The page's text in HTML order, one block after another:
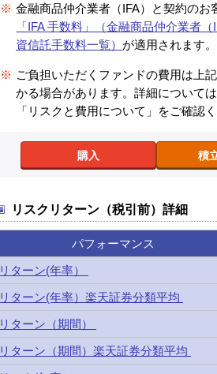
※ 金融商品仲介業者（IFA）と契約のお
「IFA 手数料」（金融商品仲介業者
資信託手数料一覧） が適用されます。
※ ご負担いただくファンドの費用は上
かる場合があります。詳細について
「リスクと費用について」をご確認
購入 積
リスクリターン（税引前）詳細
パフォーマンス
リターン(年率）
リターン(年率）楽天証券分類平均
リターン（期間）
リターン（期間）楽天証券分類平均